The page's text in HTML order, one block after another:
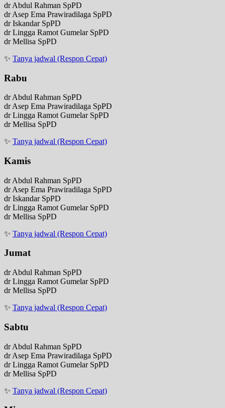
dr Abdul Rahman SpPD
dr Asep Ema Prawiradilaga SpPD
dr Iskandar SpPD
dr Lingga Ramot Gumelar SpPD
dr Mellisa SpPD
✨ Tanya jadwal (Respon Cepat)
Rabu
dr Abdul Rahman SpPD
dr Asep Ema Prawiradilaga SpPD
dr Lingga Ramot Gumelar SpPD
dr Mellisa SpPD
✨ Tanya jadwal (Respon Cepat)
Kamis
dr Abdul Rahman SpPD
dr Asep Ema Prawiradilaga SpPD
dr Iskandar SpPD
dr Lingga Ramot Gumelar SpPD
dr Mellisa SpPD
✨ Tanya jadwal (Respon Cepat)
Jumat
dr Abdul Rahman SpPD
dr Lingga Ramot Gumelar SpPD
dr Mellisa SpPD
✨ Tanya jadwal (Respon Cepat)
Sabtu
dr Abdul Rahman SpPD
dr Asep Ema Prawiradilaga SpPD
dr Lingga Ramot Gumelar SpPD
dr Mellisa SpPD
✨ Tanya jadwal (Respon Cepat)